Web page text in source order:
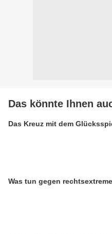
Das könnte Ihnen
Das Kreuz mit dem
Was tun gegen